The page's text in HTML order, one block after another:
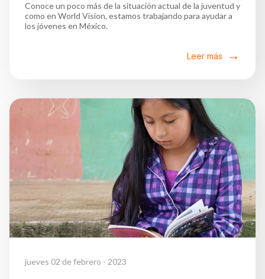
Conoce un poco más de la situación actual de la juventud y
como en World Vision, estamos trabajando para ayudar a
los jóvenes en México.
Leer más
jueves 02 de febrero - 2023